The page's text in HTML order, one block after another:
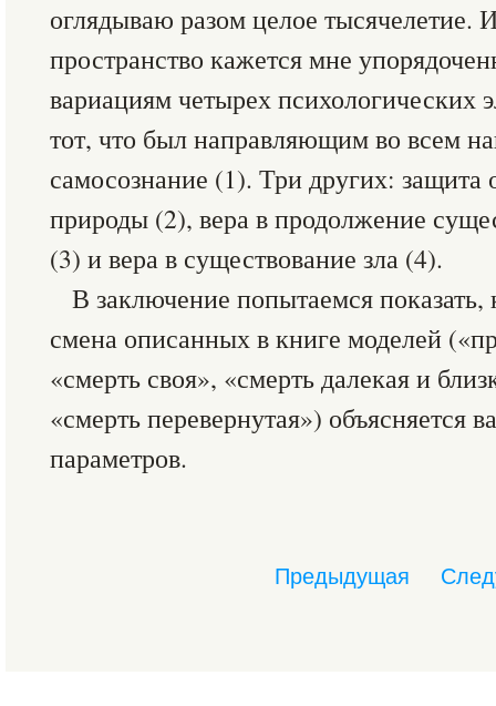
оглядываю разом целое тысячелетие.
пространство кажется мне
вариациям четырех
тот, что был направляющим во всем
самосознание (1). Три других: защита
природы (2), вера в продолжение
(3) и вера в существование зла (4).
В заключение попытаемся показать,
смена описанных в книге моделей
«смерть своя», «смерть далекая и
«смерть перевернутая») объясняется
параметров.
Предыдущая